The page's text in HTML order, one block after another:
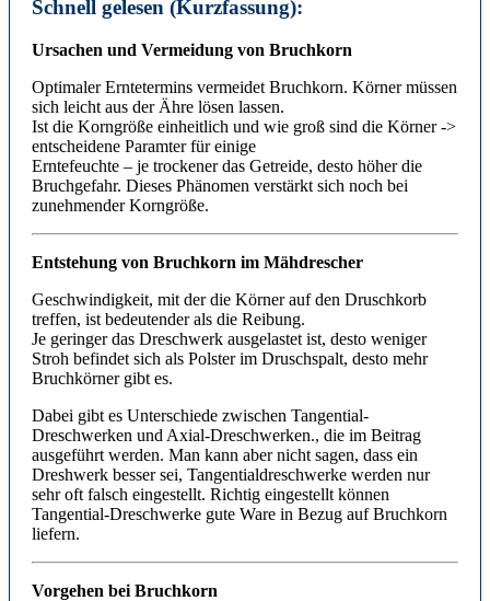
Schnell gelesen (Kurzfassung):
Ursachen und Vermeidung von Bruchkorn
Optimaler Erntetermins vermeidet Bruchkorn. Körner müssen
sich leicht aus der Ähre lösen lassen.
Ist die Korngröße einheitlich und wie groß sind die Körner ->
entscheidene Paramter für einige
Erntefeuchte – je trockener das Getreide, desto höher die
Bruchgefahr. Dieses Phänomen verstärkt sich noch bei
zunehmender Korngröße.
Entstehung von Bruchkorn im Mähdrescher
Geschwindigkeit, mit der die Körner auf den Druschkorb
treffen, ist bedeutender als die Reibung.
Je geringer das Dreschwerk ausgelastet ist, desto weniger
Stroh befindet sich als Polster im Druschspalt, desto mehr
Bruchkörner gibt es.
Dabei gibt es Unterschiede zwischen Tangential-
Dreschwerken und Axial-Dreschwerken., die im Beitrag
ausgeführt werden. Man kann aber nicht sagen, dass ein
Dreshwerk besser sei, Tangentialdreschwerke werden nur
sehr oft falsch eingestellt. Richtig eingestellt können
Tangential-Dreschwerke gute Ware in Bezug auf Bruchkorn
liefern.
Vorgehen bei Bruchkorn